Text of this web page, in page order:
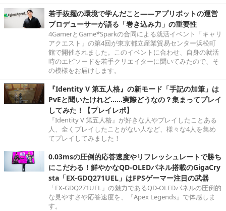
若手抜擢の環境で学んだこと――アプリボットの運営
プロデューサーが語る「巻き込み力」の重要性
4GamerとGame*Sparkの合同による就活イベント「キャリ
アクエスト」の第4回が東京都立産業貿易センター浜松町
館で開催されました。このイベントに合わせ、自身の就活
時のエピソードを若手クリエイターに聞いてみたので、そ
の模様をお届けします。
『Identity V 第五人格』の新モード「手記の加筆」は
PvEと聞いたけれど……実際どうなの？集まってプレイ
してみた！【プレイレポ】
『Identity V 第五人格』が好きな人やプレイしたことある
人、全くプレイしたことがない人など、様々な4人を集め
てプレイしてみました！
0.03msの圧倒的応答速度やリフレッシュレートで勝ち
にこだわる！鮮やかなQD-OLEDパネル搭載のGigaCry
sta「EX-GDQ271UEL」はFPSゲーマー注目の武器
「EX-GDQ271UEL」の魅力であるQD-OLEDパネルの圧倒的
な見やすさや応答速度を、『Apex Legends』で体感しま
す。